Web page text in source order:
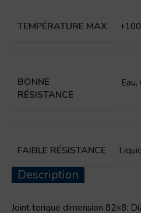
TEMPÉRATURE MAX
BONNE
RÉSISTANCE
Eau,
FAIBLE RÉSISTANCE
Description
Joint torique dimension 82×8: